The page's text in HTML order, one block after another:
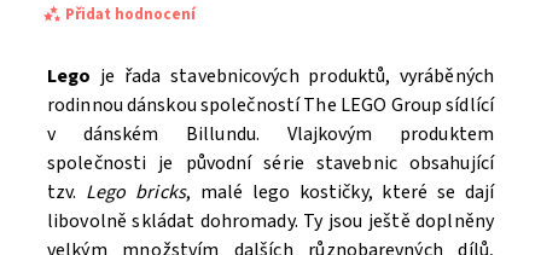
Přidat hodnocení
Lego je řada stavebnicových produktů, vyráběných
rodinnou dánskou společností The LEGO Group sídlící
v dánském Billundu. Vlajkovým produktem
společnosti je původní série stavebnic obsahující
tzv. Lego bricks, malé lego kostičky, které se dají
libovolně skládat dohromady. Ty jsou ještě doplněny